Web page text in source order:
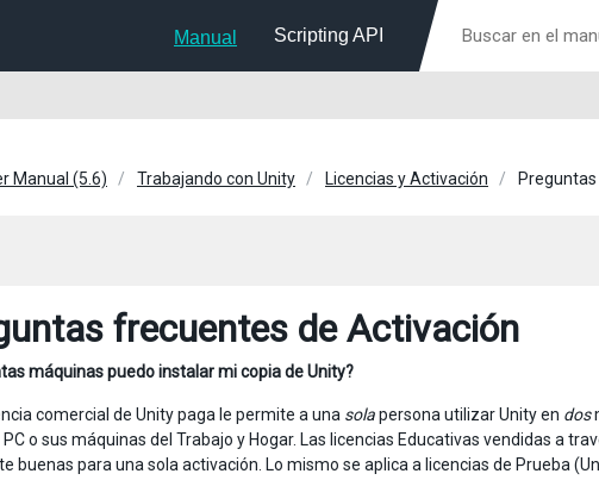
Manual Scripting API
Manual (5.6) Trabajando con Unity Licencias y Activación
frecuentes de Activación
máquinas puedo instalar mi copia de Unity?
comercial de Unity paga le permite a una solapersona utilizar Unity en dos
PC o sus máquinas del Trabajo y Hogar. Las licencias Educativas vendidas a
buenas para una sola activación. Lo mismo se aplica a licencias de Prueba